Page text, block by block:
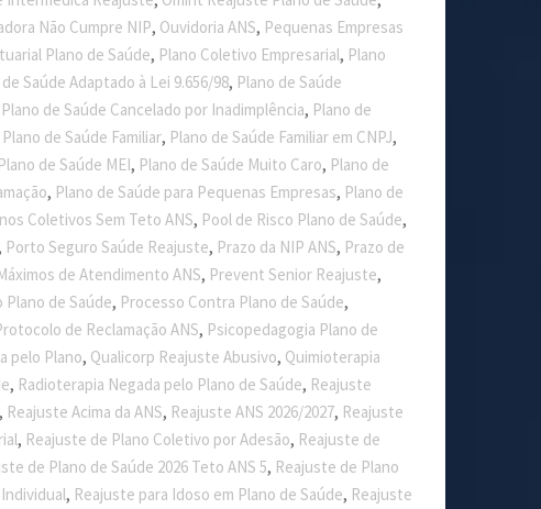
Não Cumpre NIP, Ouvidoria ANS, Pequenas Empresas
Plano de Saúde, Plano Coletivo Empresarial, Plano
Saúde Adaptado à Lei 9.656/98, Plano de Saúde
Plano de Saúde Cancelado por Inadimplência, Plano de
Plano de Saúde Familiar, Plano de Saúde Familiar em CNPJ,
Plano de Saúde MEI, Plano de Saúde Muito Caro, Plano de
, Plano de Saúde para Pequenas Empresas, Plano de
Coletivos Sem Teto ANS, Pool de Risco Plano de Saúde,
Porto Seguro Saúde Reajuste, Prazo da NIP ANS, Prazo de
de Atendimento ANS, Prevent Senior Reajuste,
de Saúde, Processo Contra Plano de Saúde,
de Reclamação ANS, Psicopedagogia Plano de
pelo Plano, Qualicorp Reajuste Abusivo, Quimioterapia
, Radioterapia Negada pelo Plano de Saúde, Reajuste
, Reajuste Acima da ANS, Reajuste ANS 2026/2027, Reajuste
, Reajuste de Plano Coletivo por Adesão, Reajuste de
de Plano de Saúde 2026 Teto ANS 5, Reajuste de Plano
, Reajuste para Idoso em Plano de Saúde, Reajuste